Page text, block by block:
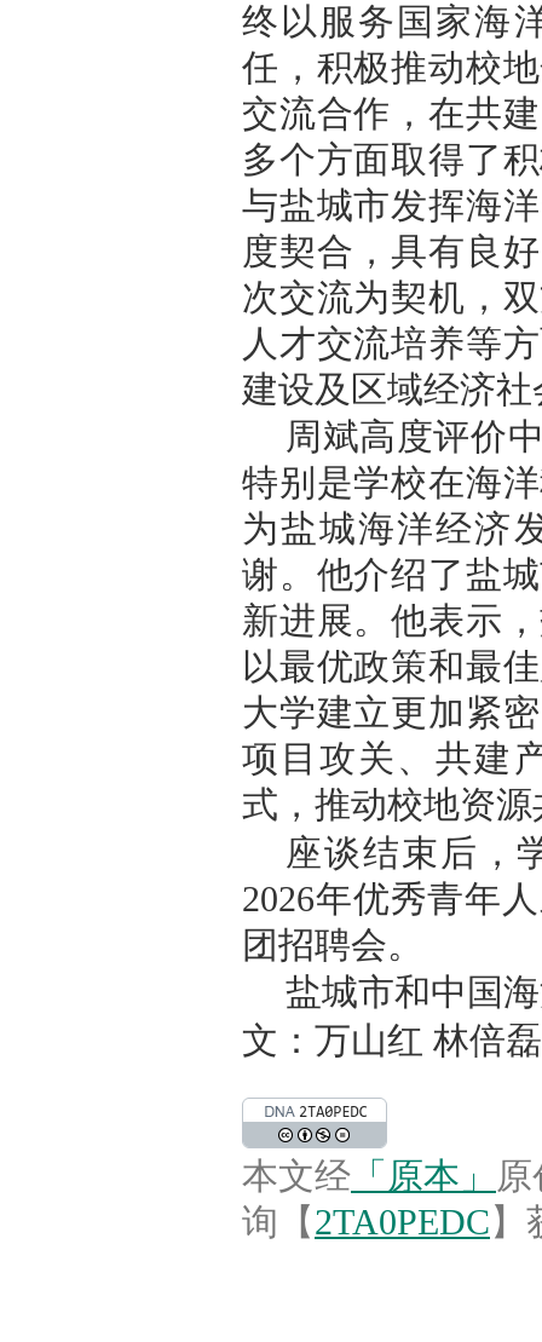
终以服务国家海
任，积极推动校
交流合作，在共
多个方面取得了
与盐城市发挥海
度契合，具有良
次交流为契机，
人才交流培养等
建设及区域经济
周斌高度评价
特别是学校在海
为盐城海洋经济
谢。他介绍了盐
新进展。他表示
以最优政策和最
大学建立更加紧
项目攻关、共建
式，推动校地资
座谈结束后，
2026年优秀青年
团招聘会。
盐城市和中国
文：万山红 林倍
本文经 「原本」
询【2TA0PEDC】